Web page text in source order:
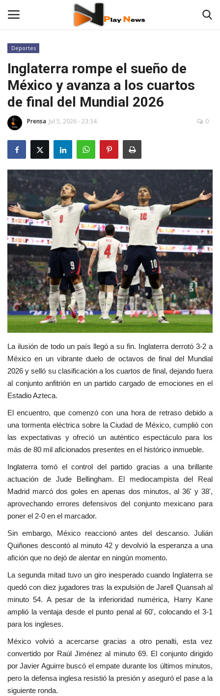
Contáctenos
TV en Vivo
En Vivo
Noticias
Las 12 Play
Fotos
Deportes
Empresas
Cine y TV
Videos virales
Tecnología
Podcast y Audios
Deportes
Inglaterra rompe el sueño de
México y avanza a los cuartos
de final del Mundial 2026
Prensa Jul 5, 2026 - 23:34 0
La ilusión de todo un país llegó a su fin. Inglaterra derrotó 3-2 a
México en un vibrante duelo de octavos de final del Mundial
2026 y selló su clasificación a los cuartos de final, dejando fuera
al conjunto anfitrión en un partido cargado de emociones en el
Estadio Azteca.
El encuentro, que comenzó con una hora de retraso debido a
una tormenta eléctrica sobre la Ciudad de México, cumplió con
las expectativas y ofreció un auténtico espectáculo para los
más de 80 mil aficionados presentes en el histórico inmueble.
Inglaterra tomó el control del partido gracias a una brillante
actuación de Jude Bellingham. El mediocampista del Real
Madrid marcó dos goles en apenas dos minutos, al 36' y 38',
aprovechando errores defensivos del conjunto mexicano para
poner el 2-0 en el marcador.
Sin embargo, México reaccionó antes del descanso. Julián
Quiñones descontó al minuto 42 y devolvió la esperanza a una
afición que no dejó de alentar en ningún momento.
La segunda mitad tuvo un giro inesperado cuando Inglaterra se
quedó con diez jugadores tras la expulsión de Jarell Quansah al
minuto 54. A pesar de la inferioridad numérica, Harry Kane
amplió la ventaja desde el punto penal al 60', colocando el 3-1
para los ingleses.
México volvió a acercarse gracias a otro penalti, esta vez
convertido por Raúl Jiménez al minuto 69. El conjunto dirigido
por Javier Aguirre buscó el empate durante los últimos minutos,
pero la defensa inglesa resistió la presión y aseguró el pase a la
siguiente ronda.